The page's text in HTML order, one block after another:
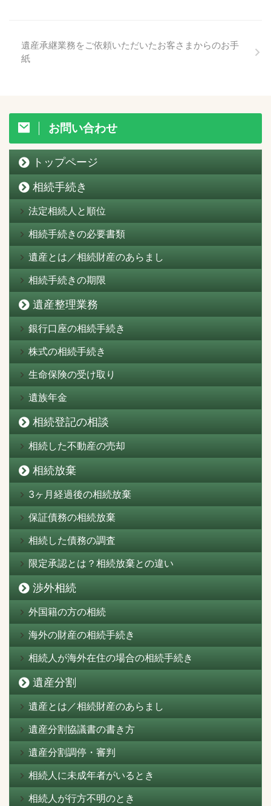
遺産承継業務をご依頼いただいたお客さまからのお手
紙
お問い合わせ
トップページ
相続手続き
法定相続人と順位
相続手続きの必要書類
遺産とは／相続財産のあらまし
相続手続きの期限
遺産整理業務
銀行口座の相続手続き
株式の相続手続き
生命保険の受け取り
遺族年金
相続登記の相談
相続した不動産の売却
相続放棄
3ヶ月経過後の相続放棄
保証債務の相続放棄
相続した債務の調査
限定承認とは？相続放棄との違い
渉外相続
外国籍の方の相続
海外の財産の相続手続き
相続人が海外在住の場合の相続手続き
遺産分割
遺産とは／相続財産のあらまし
遺産分割協議書の書き方
遺産分割調停・審判
相続人に未成年者がいるとき
相続人が行方不明のとき